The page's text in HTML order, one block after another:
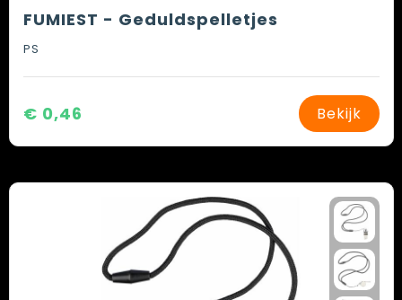
FUMIEST - Geduldspelletjes
PS
€ 0,46 Bekijk